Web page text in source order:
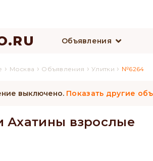
Объявления
› Москва › Объявления ›Улитки › №6264
выключено. Показать другие
Ахатины взрослые